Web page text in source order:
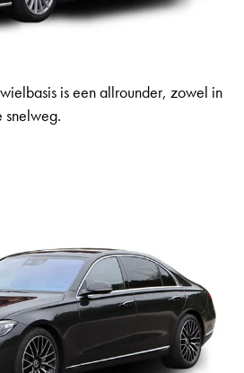
is een allrounder, zowel in
snelweg.